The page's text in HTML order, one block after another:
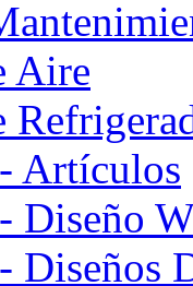
Aire
Artículos
Diseño
Diseños